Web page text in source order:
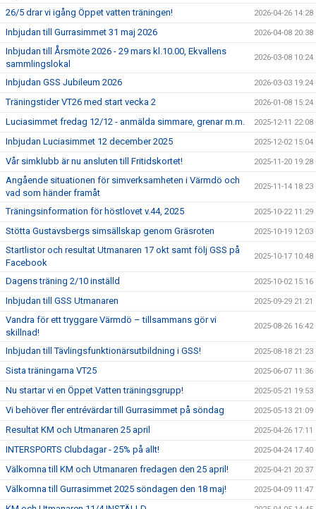
26/5 drar vi igång Öppet vatten träningen! 2026-04-26 14:28
Inbjudan till Gurrasimmet 31 maj 2026 2026-04-08 20:38
Inbjudan till Årsmöte 2026 - 29 mars kl.10.00, Ekvallens
sammlingslokal
2026-03-08 10:24
Inbjudan GSS Jubileum 2026 2026-03-03 19:24
Träningstider VT26 med start vecka 2 2026-01-08 15:24
Luciasimmet fredag 12/12 - anmälda simmare, grenar m.m. 2025-12-11 22:08
Inbjudan Luciasimmet 12 december 2025 2025-12-02 15:04
Vår simklubb är nu ansluten till Fritidskortet! 2025-11-20 19:28
Angående situationen för simverksamheten i Värmdö och
vad som händer framåt
2025-11-14 18:23
Träningsinformation för höstlovet v.44, 2025 2025-10-22 11:29
Stötta Gustavsbergs simsällskap genom Gräsroten 2025-10-19 12:03
Startlistor och resultat Utmanaren 17 okt samt följ GSS på
Facebook
2025-10-17 10:48
Dagens träning 2/10 inställd 2025-10-02 15:16
Inbjudan till GSS Utmanaren 2025-09-29 21:21
Vandra för ett tryggare Värmdö – tillsammans gör vi
skillnad!
2025-08-26 16:42
Inbjudan till Tävlingsfunktionärsutbildning i GSS! 2025-08-18 21:23
Sista träningarna VT25 2025-06-07 11:36
Nu startar vi en Öppet Vatten träningsgrupp! 2025-05-21 19:53
Vi behöver fler entrévärdar till Gurrasimmet på söndag 2025-05-13 21:09
Resultat KM och Utmanaren 25 april 2025-04-26 17:11
INTERSPORTS Clubdagar - 25% på allt! 2025-04-24 17:40
Välkomna till KM och Utmanaren fredagen den 25 april! 2025-04-21 20:37
Välkomna till Gurrasimmet 2025 söndagen den 18 maj! 2025-04-09 11:47